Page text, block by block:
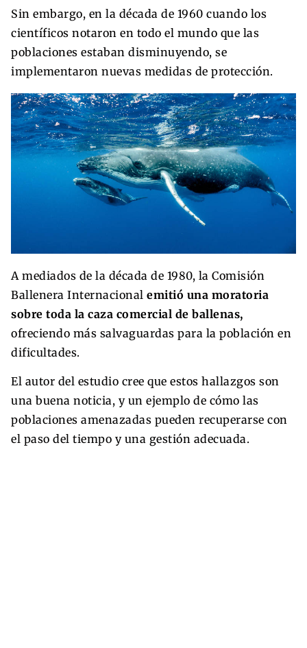
Sin embargo, en la década de 1960 cuando los
científicos notaron en todo el mundo que las
poblaciones estaban disminuyendo, se
implementaron nuevas medidas de protección.
A mediados de la década de 1980, la Comisión
Ballenera Internacional emitió una moratoria
sobre toda la caza comercial de ballenas,
ofreciendo más salvaguardas para la población en
dificultades.
El autor del estudio cree que estos hallazgos son
una buena noticia, y un ejemplo de cómo las
poblaciones amenazadas pueden recuperarse con
el paso del tiempo y una gestión adecuada.